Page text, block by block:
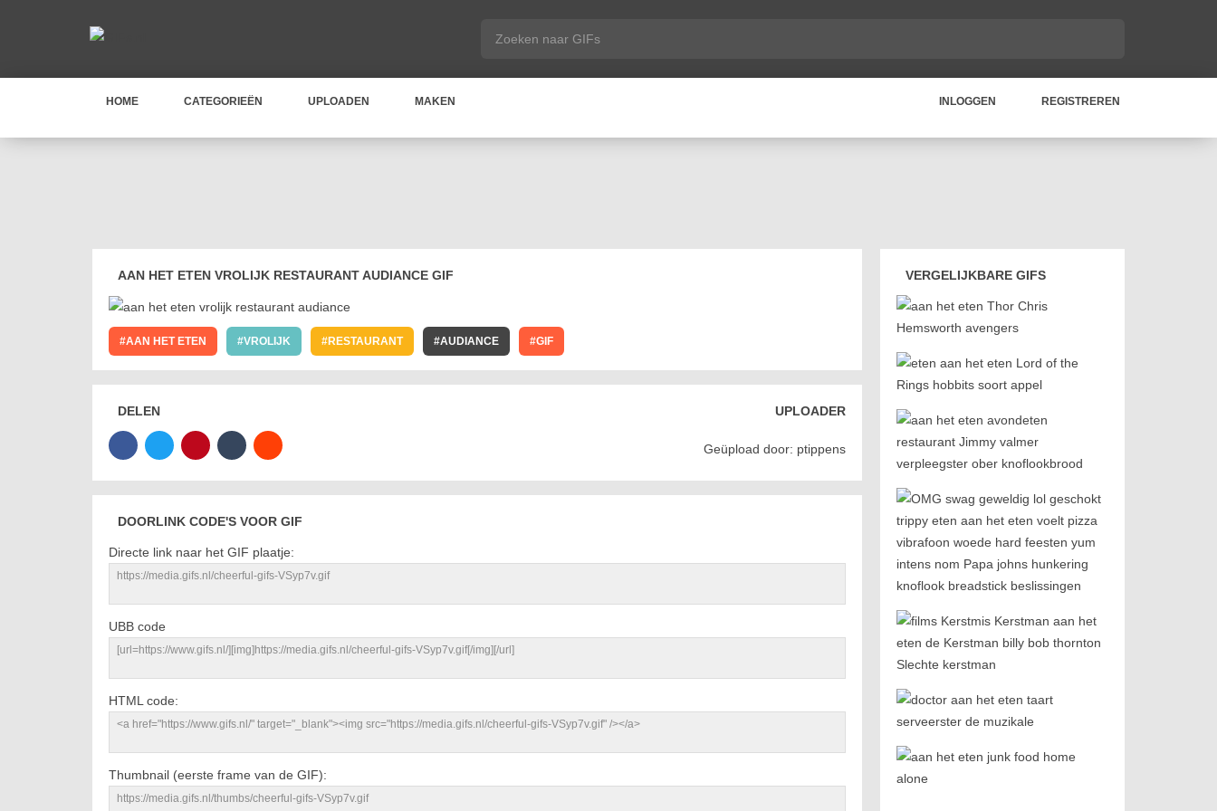
HOME CATEGORIEËN UPLOADEN MAKEN INLOGGEN REGISTREREN
AAN HET ETEN VROLIJK RESTAURANT AUDIANCE GIF
AAN HET ETEN VROLIJK RESTAURANT AUDIANCE GIF
DELEN UPLOADER
Geüpload door: ptippens
DOORLINK CODE'S VOOR GIF
Directe link naar het GIF plaatje:
UBB code
HTML code:
Thumbnail (eerste frame van de GIF):
VERGELIJKBARE GIFS